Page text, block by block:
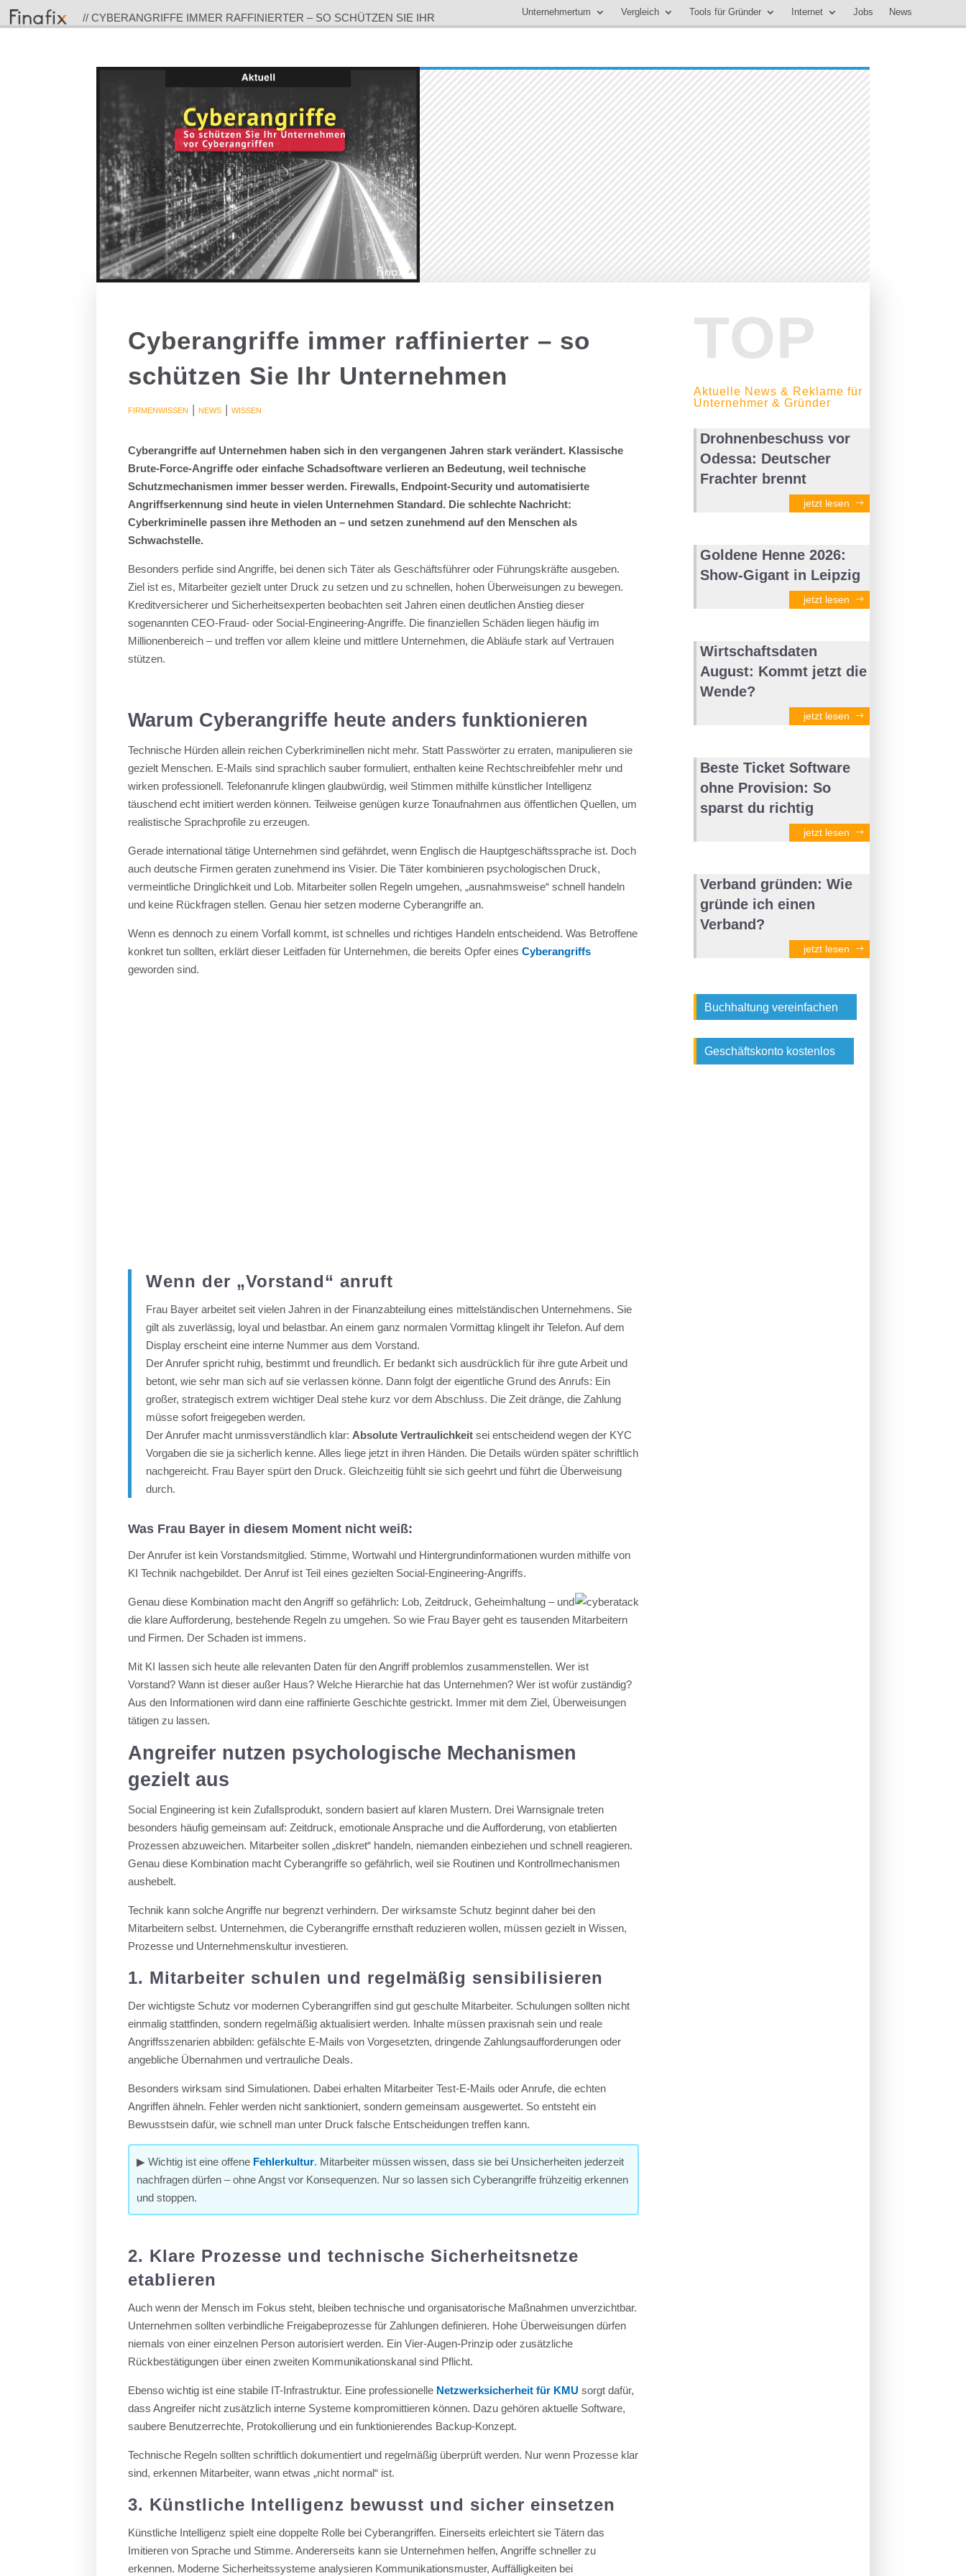
// CYBERANGRIFFE IMMER RAFFINIERTER – SO SCHÜTZEN SIE IHR
Unternehmertum Vergleich Tools für Gründer Internet Jobs News
Cyberangriffe immer raffinierter – so
schützen Sie Ihr Unternehmen
FIRMENWISSEN |NEWS |WISSEN
Cyberangriffe auf Unternehmen haben sich in den vergangenen Jahren stark verändert. Klassische
Brute-Force-Angriffe oder einfache Schadsoftware verlieren an Bedeutung, weil technische
Schutzmechanismen immer besser werden. Firewalls, Endpoint-Security und automatisierte
Angriffserkennung sind heute in vielen Unternehmen Standard. Die schlechte Nachricht:
Cyberkriminelle passen ihre Methoden an – und setzen zunehmend auf den Menschen als
Schwachstelle.
Besonders perfide sind Angriffe, bei denen sich Täter als Geschäftsführer oder Führungskräfte ausgeben.
Ziel ist es, Mitarbeiter gezielt unter Druck zu setzen und zu schnellen, hohen Überweisungen zu bewegen.
Kreditversicherer und Sicherheitsexperten beobachten seit Jahren einen deutlichen Anstieg dieser
sogenannten CEO-Fraud- oder Social-Engineering-Angriffe. Die finanziellen Schäden liegen häufig im
Millionenbereich – und treffen vor allem kleine und mittlere Unternehmen, die Abläufe stark auf Vertrauen
stützen.
Warum Cyberangriffe heute anders funktionieren
Technische Hürden allein reichen Cyberkriminellen nicht mehr. Statt Passwörter zu erraten, manipulieren sie
gezielt Menschen. E-Mails sind sprachlich sauber formuliert, enthalten keine Rechtschreibfehler mehr und
wirken professionell. Telefonanrufe klingen glaubwürdig, weil Stimmen mithilfe künstlicher Intelligenz
täuschend echt imitiert werden können. Teilweise genügen kurze Tonaufnahmen aus öffentlichen Quellen, um
realistische Sprachprofile zu erzeugen.
Gerade international tätige Unternehmen sind gefährdet, wenn Englisch die Hauptgeschäftssprache ist. Doch
auch deutsche Firmen geraten zunehmend ins Visier. Die Täter kombinieren psychologischen Druck,
vermeintliche Dringlichkeit und Lob. Mitarbeiter sollen Regeln umgehen, „ausnahmsweise“ schnell handeln
und keine Rückfragen stellen. Genau hier setzen moderne Cyberangriffe an.
Wenn es dennoch zu einem Vorfall kommt, ist schnelles und richtiges Handeln entscheidend. Was Betroffene
konkret tun sollten, erklärt dieser Leitfaden für Unternehmen, die bereits Opfer einesCyberangriffs
geworden sind.
Wenn der „Vorstand“ anruft
Frau Bayer arbeitet seit vielen Jahren in der Finanzabteilung eines mittelständischen Unternehmens. Sie
gilt als zuverlässig, loyal und belastbar. An einem ganz normalen Vormittag klingelt ihr Telefon. Auf dem
Display erscheint eine interne Nummer aus dem Vorstand.
Der Anrufer spricht ruhig, bestimmt und freundlich. Er bedankt sich ausdrücklich für ihre gute Arbeit und
betont, wie sehr man sich auf sie verlassen könne. Dann folgt der eigentliche Grund des Anrufs: Ein
großer, strategisch extrem wichtiger Deal stehe kurz vor dem Abschluss. Die Zeit dränge, die Zahlung
müsse sofort freigegeben werden.
Der Anrufer macht unmissverständlich klar: Absolute Vertraulichkeit sei entscheidend wegen der KYC
Vorgaben die sie ja sicherlich kenne. Alles liege jetzt in ihren Händen. Die Details würden später schriftlich
nachgereicht. Frau Bayer spürt den Druck. Gleichzeitig fühlt sie sich geehrt und führt die Überweisung
durch.
Was Frau Bayer in diesem Moment nicht weiß:
Der Anrufer ist kein Vorstandsmitglied. Stimme, Wortwahl und Hintergrundinformationen wurden mithilfe von
KI Technik nachgebildet. Der Anruf ist Teil eines gezielten Social-Engineering-Angriffs.
Genau diese Kombination macht den Angriff so gefährlich: Lob, Zeitdruck, Geheimhaltung – und
die klare Aufforderung, bestehende Regeln zu umgehen. So wie Frau Bayer geht es tausenden Mitarbeitern
und Firmen. Der Schaden ist immens.
Mit KI lassen sich heute alle relevanten Daten für den Angriff problemlos zusammenstellen. Wer ist
Vorstand? Wann ist dieser außer Haus? Welche Hierarchie hat das Unternehmen? Wer ist wofür zuständig?
Aus den Informationen wird dann eine raffinierte Geschichte gestrickt. Immer mit dem Ziel, Überweisungen
tätigen zu lassen.
Angreifer nutzen psychologische Mechanismen
gezielt aus
Social Engineering ist kein Zufallsprodukt, sondern basiert auf klaren Mustern. Drei Warnsignale treten
besonders häufig gemeinsam auf: Zeitdruck, emotionale Ansprache und die Aufforderung, von etablierten
Prozessen abzuweichen. Mitarbeiter sollen „diskret“ handeln, niemanden einbeziehen und schnell reagieren.
Genau diese Kombination macht Cyberangriffe so gefährlich, weil sie Routinen und Kontrollmechanismen
aushebelt.
Technik kann solche Angriffe nur begrenzt verhindern. Der wirksamste Schutz beginnt daher bei den
Mitarbeitern selbst. Unternehmen, die Cyberangriffe ernsthaft reduzieren wollen, müssen gezielt in Wissen,
Prozesse und Unternehmenskultur investieren.
1. Mitarbeiter schulen und regelmäßig sensibilisieren
Der wichtigste Schutz vor modernen Cyberangriffen sind gut geschulte Mitarbeiter. Schulungen sollten nicht
einmalig stattfinden, sondern regelmäßig aktualisiert werden. Inhalte müssen praxisnah sein und reale
Angriffsszenarien abbilden: gefälschte E-Mails von Vorgesetzten, dringende Zahlungsaufforderungen oder
angebliche Übernahmen und vertrauliche Deals.
Besonders wirksam sind Simulationen. Dabei erhalten Mitarbeiter Test-E-Mails oder Anrufe, die echten
Angriffen ähneln. Fehler werden nicht sanktioniert, sondern gemeinsam ausgewertet. So entsteht ein
Bewusstsein dafür, wie schnell man unter Druck falsche Entscheidungen treffen kann.
▶ Wichtig ist eine offene Fehlerkultur. Mitarbeiter müssen wissen, dass sie bei Unsicherheiten jederzeit
nachfragen dürfen – ohne Angst vor Konsequenzen. Nur so lassen sich Cyberangriffe frühzeitig erkennen
und stoppen.
2. Klare Prozesse und technische Sicherheitsnetze
etablieren
Auch wenn der Mensch im Fokus steht, bleiben technische und organisatorische Maßnahmen unverzichtbar.
Unternehmen sollten verbindliche Freigabeprozesse für Zahlungen definieren. Hohe Überweisungen dürfen
niemals von einer einzelnen Person autorisiert werden. Ein Vier-Augen-Prinzip oder zusätzliche
Rückbestätigungen über einen zweiten Kommunikationskanal sind Pflicht.
Ebenso wichtig ist eine stabile IT-Infrastruktur. Eine professionelle Netzwerksicherheit für KMU sorgt dafür,
dass Angreifer nicht zusätzlich interne Systeme kompromittieren können. Dazu gehören aktuelle Software,
saubere Benutzerrechte, Protokollierung und ein funktionierendes Backup-Konzept.
Technische Regeln sollten schriftlich dokumentiert und regelmäßig überprüft werden. Nur wenn Prozesse klar
sind, erkennen Mitarbeiter, wann etwas „nicht normal“ ist.
3. Künstliche Intelligenz bewusst und sicher einsetzen
Künstliche Intelligenz spielt eine doppelte Rolle bei Cyberangriffen. Einerseits erleichtert sie Tätern das
Imitieren von Sprache und Stimme. Andererseits kann sie Unternehmen helfen, Angriffe schneller zu
erkennen. Moderne Sicherheitssysteme analysieren Kommunikationsmuster, Auffälligkeiten bei
TOP
Aktuelle News & Reklame für
Unternehmer & Gründer
Drohnenbeschuss vor
Odessa: Deutscher
Frachter brennt
jetzt lesen
Goldene Henne 2026:
Show-Gigant in Leipzig
jetzt lesen
Wirtschaftsdaten
August: Kommt jetzt die
Wende?
jetzt lesen
Beste Ticket Software
ohne Provision: So
sparst du richtig
jetzt lesen
Verband gründen: Wie
gründe ich einen
Verband?
jetzt lesen
Buchhaltung vereinfachen
Geschäftskonto kostenlos